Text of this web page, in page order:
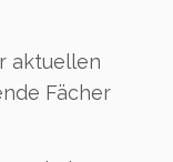
aktuellen
Fächer